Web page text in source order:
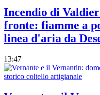
Incendio di
fronte: fiamme a
linea d'aria da
13:47